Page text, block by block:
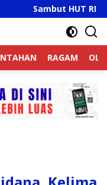
RI Ke-81, Ricky
RAGAM